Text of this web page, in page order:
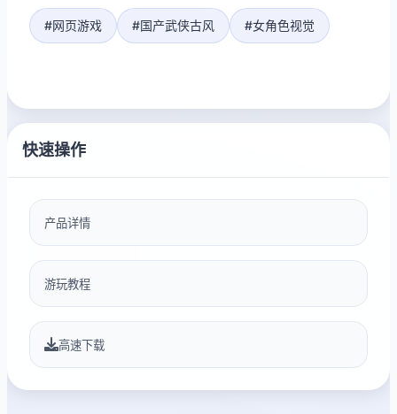
#网页游戏 #国产武侠古风 #女角色视觉
快速操作
产品详情
游玩教程
高速下载